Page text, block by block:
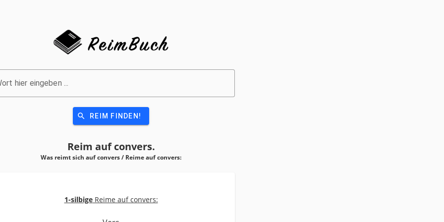
hier eingeben ...
search REIM FINDEN!
Reim aufconvers.
Was reimt sich auf convers / Reime aufconvers:
1-silbigeReime auf convers: